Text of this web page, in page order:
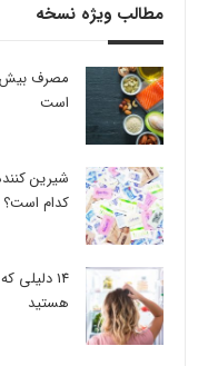
مطالب ویژه نسخه
است
شیرین
کدام است؟
14
هستید